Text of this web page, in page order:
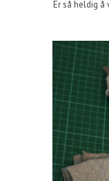
Er så heldig å